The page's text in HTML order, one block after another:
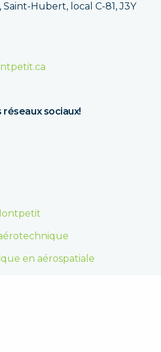
Saint-Hubert, local C-81, J3Y
réseaux sociaux!
en aérospatiale